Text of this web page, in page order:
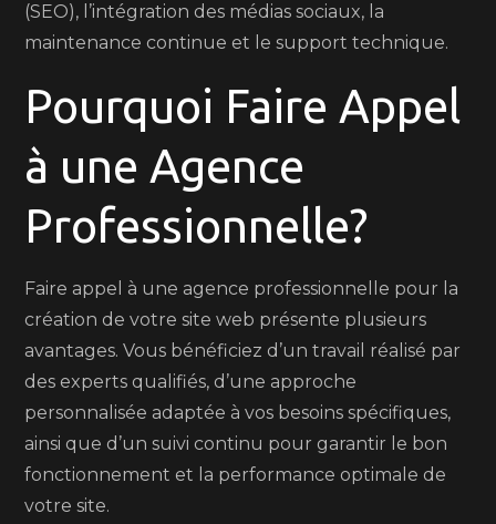
(SEO), l’intégration des médias sociaux, la
maintenance continue et le support technique.
Pourquoi Faire Appel
à une Agence
Professionnelle?
Faire appel à une agence professionnelle pour la
création de votre site web présente plusieurs
avantages. Vous bénéficiez d’un travail réalisé par
des experts qualifiés, d’une approche
personnalisée adaptée à vos besoins spécifiques,
ainsi que d’un suivi continu pour garantir le bon
fonctionnement et la performance optimale de
votre site.